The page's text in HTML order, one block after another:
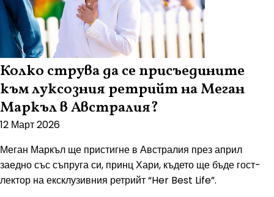
Колко струва да се присъедините
към луксозния ретрийт на Меган
Маркъл в Австралия?
12 Март 2026
Меган Маркъл ще пристигне в Австралия през април
заедно със съпруга си, принц Хари, където ще бъде гост-
лектор на ексклузивния ретрийт “Her Best Life”.